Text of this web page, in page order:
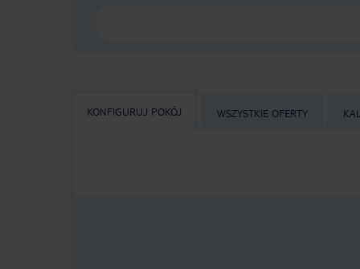
KONFIGURUJ POKÓJ WSZYSTKIE OFERTY